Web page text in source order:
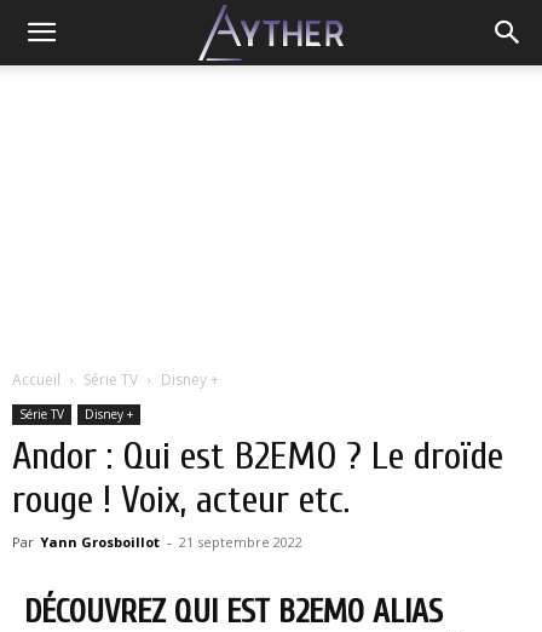
Accueil Série TV Disney +
Série TV Disney +
Andor : Qui est B2EMO ? Le droïde
rouge ! Voix, acteur etc.
Par Yann Grosboillot - 21 septembre 2022
DÉCOUVREZ QUI EST B2EMO ALIAS